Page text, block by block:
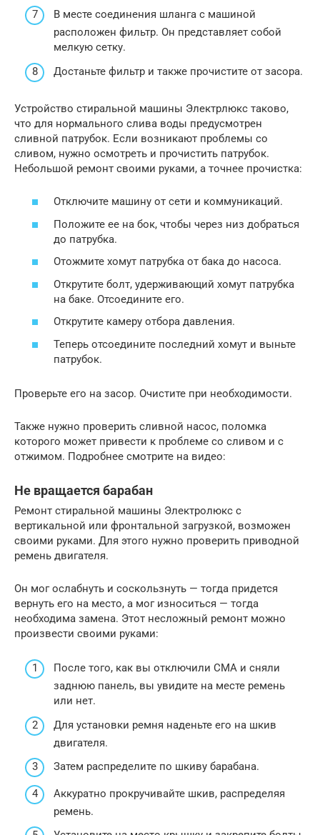
В месте соединения шланга с машиной
расположен фильтр. Он представляет собой
мелкую сетку.
Достаньте фильтр и также прочистите от засора.
Устройство стиральной машины Электрлюкс таково,
что для нормального слива воды предусмотрен
сливной патрубок. Если возникают проблемы со
сливом, нужно осмотреть и прочистить патрубок.
Небольшой ремонт своими руками, а точнее прочистка:
Отключите машину от сети и коммуникаций.
Положите ее на бок, чтобы через низ добраться
до патрубка.
Отожмите хомут патрубка от бака до насоса.
Открутите болт, удерживающий хомут патрубка
на баке. Отсоедините его.
Открутите камеру отбора давления.
Теперь отсоедините последний хомут и выньте
патрубок.
Проверьте его на засор. Очистите при необходимости.
Также нужно проверить сливной насос, поломка
которого может привести к проблеме со сливом и с
отжимом. Подробнее смотрите на видео:
Не вращается барабан
Ремонт стиральной машины Электролюкс с
вертикальной или фронтальной загрузкой, возможен
своими руками. Для этого нужно проверить приводной
ремень двигателя.
Он мог ослабнуть и соскользнуть — тогда придется
вернуть его на место, а мог износиться — тогда
необходима замена. Этот несложный ремонт можно
произвести своими руками:
После того, как вы отключили СМА и сняли
заднюю панель, вы увидите на месте ремень
или нет.
Для установки ремня наденьте его на шкив
двигателя.
Затем распределите по шкиву барабана.
Аккуратно прокручивайте шкив, распределяя
ремень.